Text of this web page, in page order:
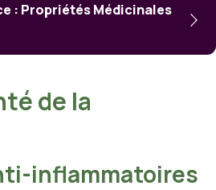
: Propriétés Médicinales
de la
inflammatoires